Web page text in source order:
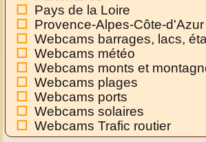
Pays de la Loire
Provence-Alpes-Côte-d'Azur
Webcams barrages, lacs,
Webcams météo
Webcams monts et
Webcams plages
Webcams ports
Webcams solaires
Webcams Trafic routier